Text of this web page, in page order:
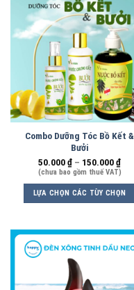
Combo Dưỡng Tóc Bồ Kết &
Bưởi
50.000₫ – 150.000₫
(chưa bao gồm thuế VAT)
LỰA CHỌN CÁC TÙY CHỌN